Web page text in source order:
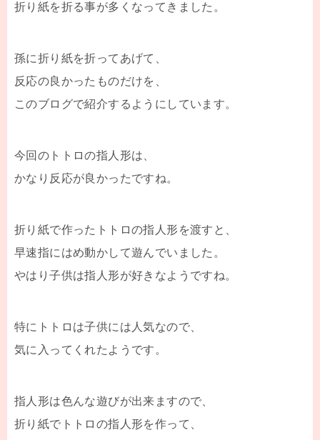
折り紙を折る事が多くなってきました。
孫に折り紙を折ってあげて、
反応の良かったものだけを、
このブログで紹介するようにしています。
今回のトトロの指人形は、
かなり反応が良かったですね。
折り紙で作ったトトロの指人形を渡すと、
早速指にはめ動かして遊んでいました。
やはり子供は指人形が好きなようですね。
特にトトロは子供には人気なので、
気に入ってくれたようです。
指人形は色んな遊びが出来ますので、
折り紙でトトロの指人形を作って、